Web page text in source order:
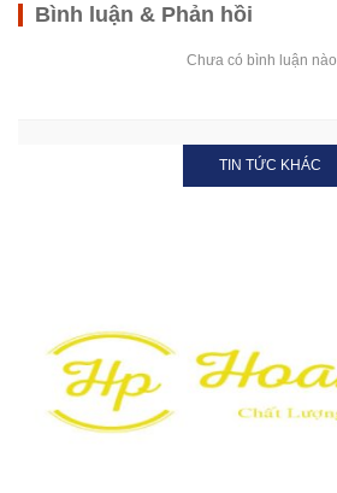
Bình luận & Phản hồi
Chưa có bình luận nào.
TIN TỨC KHÁC